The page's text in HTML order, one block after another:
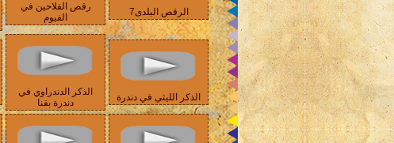
الرقص البلدى7
رقص الفلاحين في
الفيوم
الذكر الليثي في دندرة
الذكر الدندراوي في
دندرة بقنا